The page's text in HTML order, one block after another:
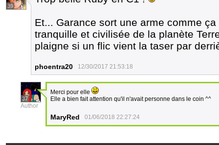
39
Et... Garance sort une arme comme
tranquille et civilisée de la planète
plaigne si un flic vient la taser par
phoentra20 12/30/2017 21:53:18
37
Author
Merci pour elle
Elle a bien fait attention qu'il n'avait personne dans le coin ^^
MaryRed 01/06/2018 22:27:24